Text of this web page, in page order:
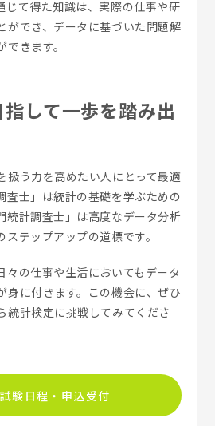
じて得た知識は、実際の仕事や研
ができ、データに基づいた問題解
きます。
して一歩を踏み出
扱う力を高めたい人にとって最適
査士」は統計の基礎を学ぶための
統計調査士」は高度なデータ分析
テップアップの道標です。
々の仕事や生活においてもデータ
身に付きます。この機会に、ぜひ
統計検定に挑戦してみてくださ
験日程・申込受付